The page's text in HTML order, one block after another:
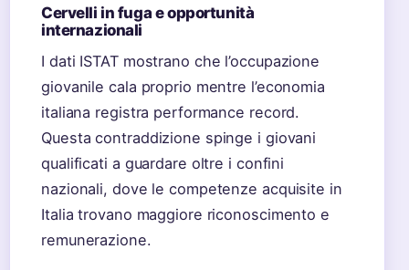
Cervelli in fuga e opportunità
internazionali
I dati ISTAT mostrano che l’occupazione
giovanile cala proprio mentre l’economia
italiana registra performance record.
Questa contraddizione spinge i giovani
qualificati a guardare oltre i confini
nazionali, dove le competenze acquisite in
Italia trovano maggiore riconoscimento e
remunerazione.